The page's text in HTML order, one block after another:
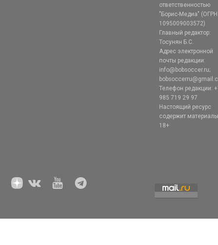
ответственностью
"Борис-Медиа" (ОГРН
1095009003572)
Главный редактор:
Тосунян Б.С.
Адрес электронной
почты редакции:
info@bobsoccer.ru;
Телефон редакции:
985 719 29 97
Настоящий ресурс
содержит
18+